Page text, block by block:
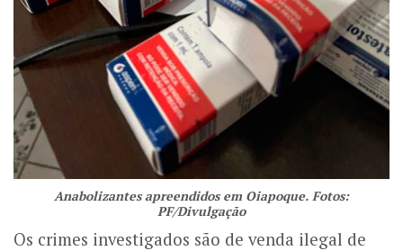
Anabolizantes apreendidos em Oiapoque. Fotos:
PF/Divulgação
Os crimes investigados são de venda ilegal de